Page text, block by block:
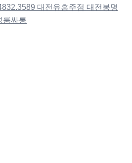
대전유흥주점 대전봉명
룸싸롱